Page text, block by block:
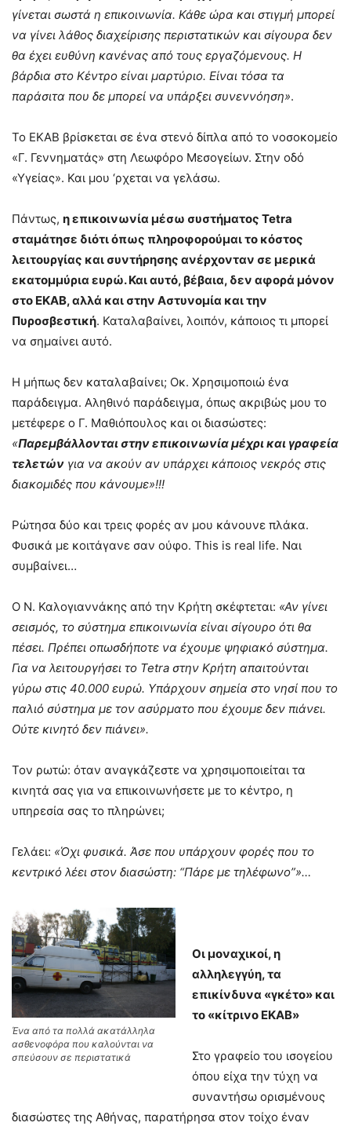
γίνεται σωστά η επικοινωνία. Κάθε ώρα και στιγμή μπορεί
να γίνει λάθος διαχείρισης περιστατικών και σίγουρα δεν
θα έχει ευθύνη κανένας από τους εργαζόμενους. Η
βάρδια στο Κέντρο είναι μαρτύριο. Είναι τόσα τα
παράσιτα που δε μπορεί να υπάρξει συνεννόηση».
Το ΕΚΑΒ βρίσκεται σε ένα στενό δίπλα από το νοσοκομείο
«Γ. Γεννηματάς» στη Λεωφόρο Μεσογείων. Στην οδό
«Υγείας». Και μου ‘ρχεται να γελάσω.
Πάντως, η επικοινωνία μέσω συστήματος Tetra
σταμάτησε διότι όπως πληροφορούμαι το κόστος
λειτουργίας και συντήρησης ανέρχονταν σε μερικά
εκατομμύρια ευρώ. Και αυτό, βέβαια, δεν αφορά μόνον
στο ΕΚΑΒ, αλλά και στην Αστυνομία και την
Πυροσβεστική. Καταλαβαίνει, λοιπόν, κάποιος τι μπορεί
να σημαίνει αυτό.
Η μήπως δεν καταλαβαίνει; Οκ. Χρησιμοποιώ ένα
παράδειγμα. Αληθινό παράδειγμα, όπως ακριβώς μου το
μετέφερε ο Γ. Μαθιόπουλος και οι διασώστες:
«Παρεμβάλλονται στην επικοινωνία μέχρι και γραφεία
τελετών για να ακούν αν υπάρχει κάποιος νεκρός στις
διακομιδές που κάνουμε»!!!
Ρώτησα δύο και τρεις φορές αν μου κάνουνε πλάκα.
Φυσικά με κοιτάγανε σαν ούφο. This is real life. Ναι
συμβαίνει…
Ο Ν. Καλογιαννάκης από την Κρήτη σκέφτεται: «Αν γίνει
σεισμός, το σύστημα επικοινωνία είναι σίγουρο ότι θα
πέσει. Πρέπει οπωσδήποτε να έχουμε ψηφιακό σύστημα.
Για να λειτουργήσει το Tetra στην Κρήτη απαιτούνται
γύρω στις 40.000 ευρώ. Υπάρχουν σημεία στο νησί που το
παλιό σύστημα με τον ασύρματο που έχουμε δεν πιάνει.
Ούτε κινητό δεν πιάνει».
Τον ρωτώ: όταν αναγκάζεστε να χρησιμοποιείται τα
κινητά σας για να επικοινωνήσετε με το κέντρο, η
υπηρεσία σας το πληρώνει;
Γελάει: «Όχι φυσικά. Άσε που υπάρχουν φορές που το
κεντρικό λέει στον διασώστη: “Πάρε με τηλέφωνο”»…
Ένα από τα πολλά ακατάλληλα
ασθενοφόρα που καλούνται να
σπεύσουν σε περιστατικά
Οι μοναχικοί, η
αλληλεγγύη, τα
επικίνδυνα «γκέτο» και
το «κίτρινο ΕΚΑΒ»
Στο γραφείο του ισογείου
όπου είχα την τύχη να
συναντήσω ορισμένους
διασώστες της Αθήνας, παρατήρησα στον τοίχο έναν